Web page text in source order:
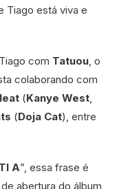
Tiago está viva e
com Tatuou, o
colaborando com
(Kanye West,
(Doja Cat), entre
A”, essa frase é
abertura do álbum,